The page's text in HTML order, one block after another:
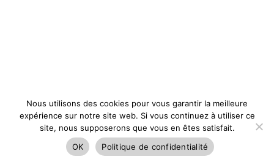
Nous utilisons des cookies pour vous garantir la meilleure
expérience sur notre site web. Si vous continuez à utiliser ce
site, nous supposerons que vous en êtes satisfait.
OK
Politique de confidentialité